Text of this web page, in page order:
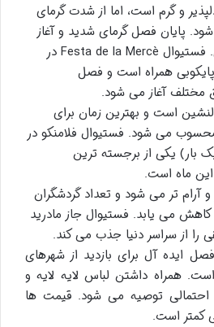
و گرم است، اما از شدت گرمای
پایان فصل گرمای شدید و آغاز
خلوت شدن سواحل. فستیوال Festa de la Mercè در
همراه است و فصل
مختلف آغاز می شود.
است و بهترین زمان برای
محسوب می شود. فستیوال فلامنکو در
بار) یکی از برجسته ترین
ماه است.
آرام تر می شود و تعداد گردشگران
می یابد. فستیوال جاز مادرید
را از سراسر دنیا جذب می کند.
ایده آل برای بازدید از شهرهای
همراه داشتن لباس لایه لایه و
توصیه می شود. قیمت ها
کمتر است.